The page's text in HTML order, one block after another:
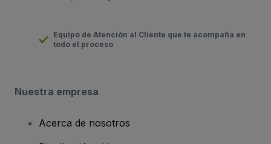
Equipo de Atención al Cliente que te acompaña en
todo el proceso
Nuestra empresa
Acerca de nosotros